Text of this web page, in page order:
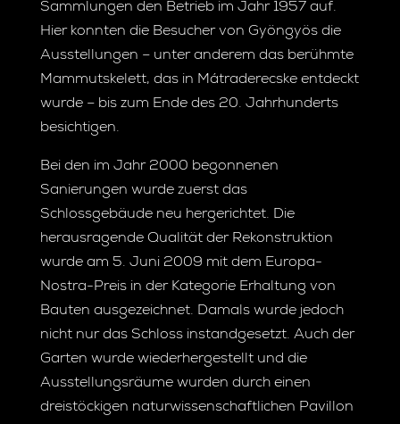
Sammlungen den Betrieb im Jahr 1957 auf.
Hier konnten die Besucher von Gyöngyös die
Ausstellungen – unter anderem das berühmte
Mammutskelett, das in Mátraderecske entdeckt
wurde – bis zum Ende des 20. Jahrhunderts
besichtigen.
Bei den im Jahr 2000 begonnenen
Sanierungen wurde zuerst das
Schlossgebäude neu hergerichtet. Die
herausragende Qualität der Rekonstruktion
wurde am 5. Juni 2009 mit dem Europa-
Nostra-Preis in der Kategorie Erhaltung von
Bauten ausgezeichnet. Damals wurde jedoch
nicht nur das Schloss instandgesetzt. Auch der
Garten wurde wiederhergestellt und die
Ausstellungsräume wurden durch einen
dreistöckigen naturwissenschaftlichen Pavillon